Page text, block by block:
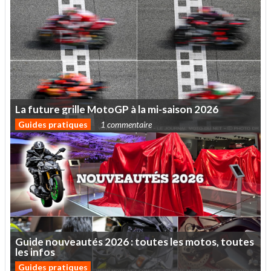
Lafuturegrille MotoGP àlami-saison 2026
Guides pratiques 1 commentaire
Guidenouveautés2026:touteslesmotos,toutes
lesinfos
Guides pratiques